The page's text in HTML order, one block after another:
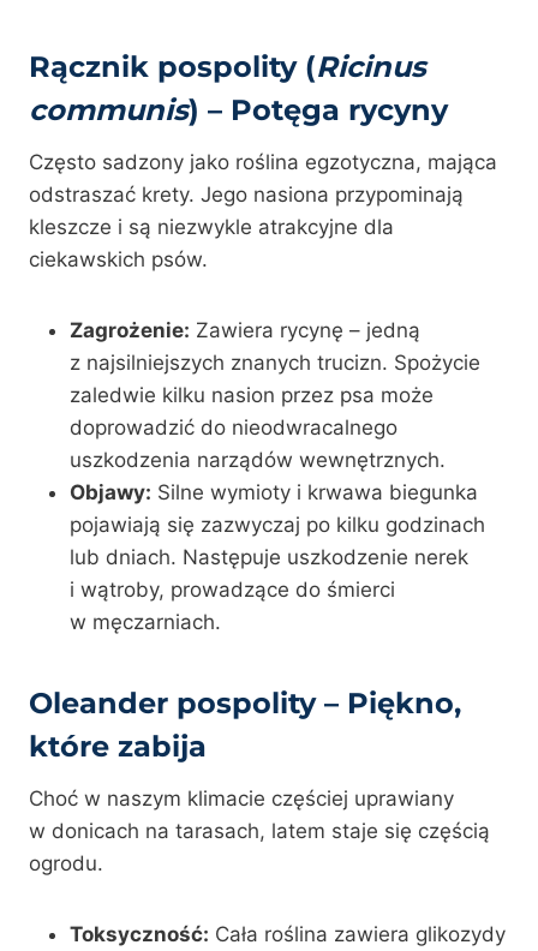
Rącznik pospolity (Ricinus
communis) – Potęga rycyny
Często sadzony jako roślina egzotyczna, mająca
odstraszać krety. Jego nasiona przypominają
kleszcze i są niezwykle atrakcyjne dla
ciekawskich psów.
Zagrożenie: Zawiera rycynę – jedną
z najsilniejszych znanych trucizn. Spożycie
zaledwie kilku nasion przez psa może
doprowadzić do nieodwracalnego
uszkodzenia narządów wewnętrznych.
Objawy: Silne wymioty i krwawa biegunka
pojawiają się zazwyczaj po kilku godzinach
lub dniach. Następuje uszkodzenie nerek
i wątroby, prowadzące do śmierci
w męczarniach.
Oleander pospolity – Piękno,
które zabija
Choć w naszym klimacie częściej uprawiany
w donicach na tarasach, latem staje się częścią
ogrodu.
Toksyczność: Cała roślina zawiera glikozydy